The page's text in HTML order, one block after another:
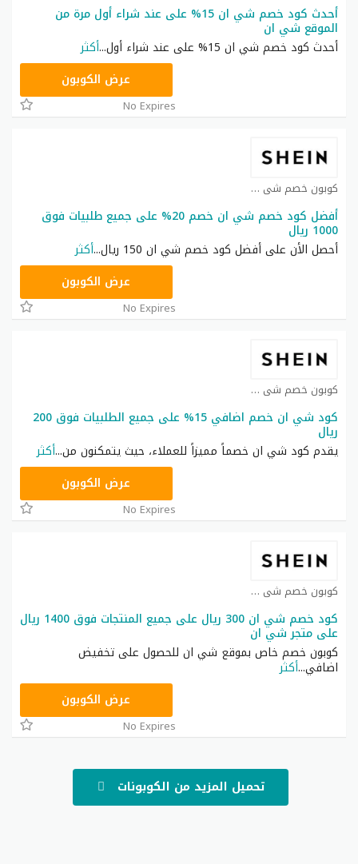
أحدث كود خصم شي ان 15% على عند شراء أول مرة من
الموقع شي ان
أحدث كود خصم شي ان 15% على عند شراء أول
...أكثر
عرض الكوبون
No Expires
كوبون خصم شي ان كوبون
أفضل كود خصم شي ان خصم 20% على جميع طلبيات فوق
1000 ريال
أحصل الأن على أفضل كود خصم شي ان 150 ريال
...أكثر
عرض الكوبون
No Expires
كوبون خصم شي ان كوبون
كود شي ان خصم اضافي 15% على جميع الطلبيات فوق 200
ريال
يقدم كود شي ان خصماً مميزاً للعملاء، حيث يتمكنون من...أكثر
عرض الكوبون
No Expires
كوبون خصم شي ان كوبون
كود خصم شي ان 300 ريال على جميع المنتجات فوق 1400 ريال
على متجر شي ان
كوبون خصم خاص بموقع شي ان للحصول على تخفيض
اضافي...أكثر
عرض الكوبون
No Expires
تحميل المزيد من الكوبونات